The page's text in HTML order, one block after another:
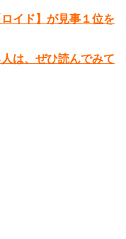
イド】が見事１位を
は、ぜひ読んでみて